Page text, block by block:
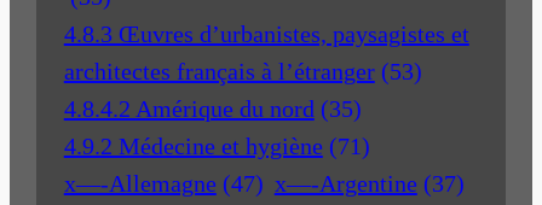
4.8.3 Œuvres d’urbanistes, paysagistes et
architectes français à l’étranger (53)
4.8.4.2 Amérique du nord (35)
4.9.2 Médecine et hygiène (71)
x—-Allemagne (47) x—-Argentine (37)